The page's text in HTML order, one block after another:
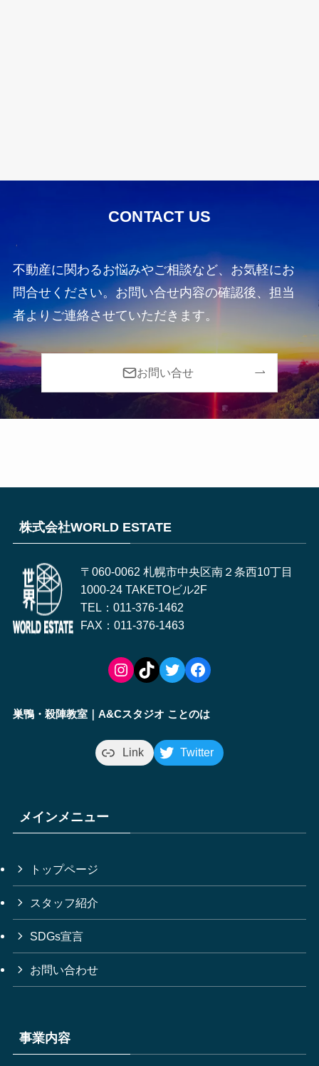
CONTACT US
不動産に関わるお悩みやご相談など、お気軽にお
問合せください。お問い合せ内容の確認後、担当
者よりご連絡させていただきます。
お問い合せ
株式会社WORLD ESTATE
〒060-0062 札幌市中央区南２条西10丁目
1000-24 TAKETOビル2F
TEL：011-376-1462
FAX：011-376-1463
Instagram
TikTokTwitterFacebook
巣鴨・殺陣教室｜A&Cスタジオ ことのは
Link Twitter
メインメニュー
トップページ
スタッフ紹介
SDGs宣言
お問い合わせ
事業内容